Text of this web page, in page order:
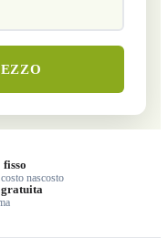
fisso
nascosto
gratuita